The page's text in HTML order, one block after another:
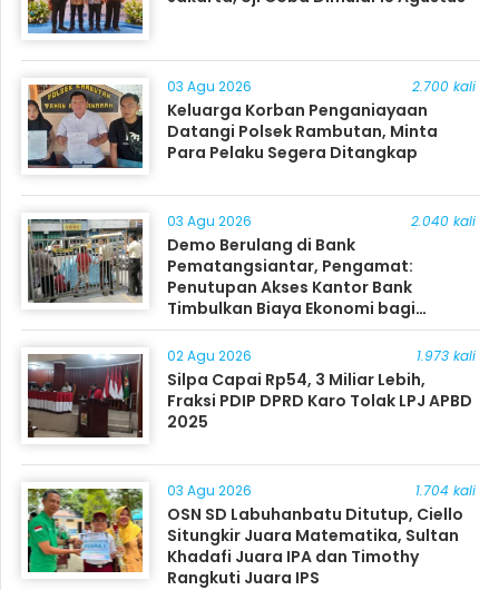
03 Agu 2026 2.700 kali
Keluarga Korban Penganiayaan
Datangi Polsek Rambutan, Minta
Para Pelaku Segera Ditangkap
03 Agu 2026 2.040 kali
Demo Berulang di Bank
Pematangsiantar, Pengamat:
Penutupan Akses Kantor Bank
Timbulkan Biaya Ekonomi bagi
Masyarakat
02 Agu 2026 1.973 kali
Silpa Capai Rp54, 3 Miliar Lebih,
Fraksi PDIP DPRD Karo Tolak LPJ APBD
2025
03 Agu 2026 1.704 kali
OSN SD Labuhanbatu Ditutup, Ciello
Situngkir Juara Matematika, Sultan
Khadafi Juara IPA dan Timothy
Rangkuti Juara IPS